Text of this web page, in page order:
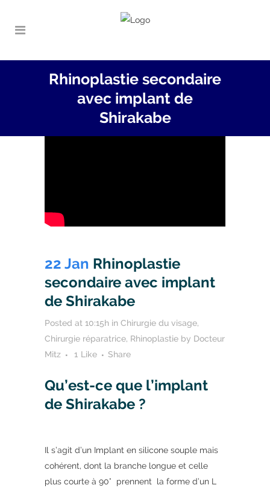
Rhinoplastie secondaire
avec implant de
Shirakabe
22 Jan Rhinoplastie
secondaire avec implant
de Shirakabe
Posted at 10:15h in Chirurgie du visage,
Chirurgie réparatrice, Rhinoplastie by Docteur
Mitz
1 Like Share
Qu’est-ce que l’implant
de Shirakabe ?
Il s’agit d’un Implant en silicone souple mais
cohérent, dont la branche longue et celle
plus courte à 90° prennent la forme d’un L